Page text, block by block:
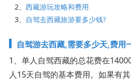
2、西藏游玩攻略和费用
3、 自驾去西藏旅游要多少钱?
自驾游去西藏,需要多少天,费用
1、单人自驾西藏的总花费在
人15天自驾的基本费用。如果有